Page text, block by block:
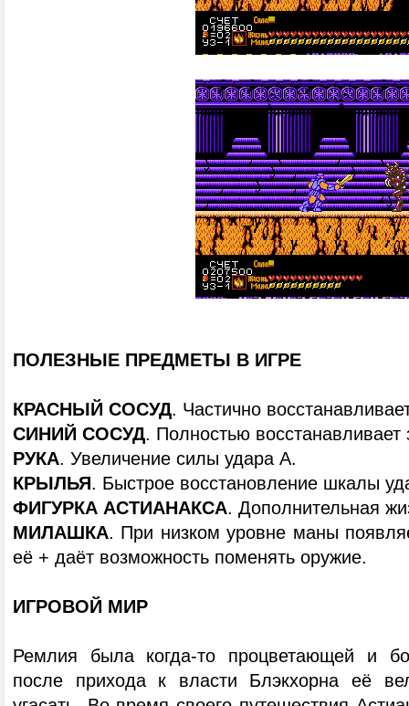
ПОЛЕЗНЫЕ ПРЕДМЕТЫ В ИГРЕ
КРАСНЫЙ СОСУД. Частично
СИНИЙ СОСУД. Полностью восстанавливает
РУКА. Увеличение силы удара А.
КРЫЛЬЯ. Быстрое восстановление шкалы
ФИГУРКА АСТИАНАКСА. Дополнительная
МИЛАШКА. При низком уровне маны
её + даёт возможность поменять оружие.
ИГРОВОЙ МИР
Ремлия была когда-то процветающей и
после прихода к власти Блэкхорна её